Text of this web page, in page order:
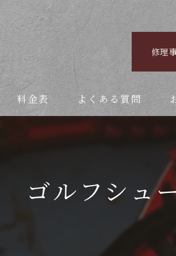
修理
料金表 よくある質問
ルフシュ